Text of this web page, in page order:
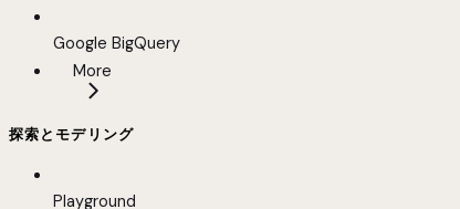
Google BigQuery
More
探索とモデリング
Playground